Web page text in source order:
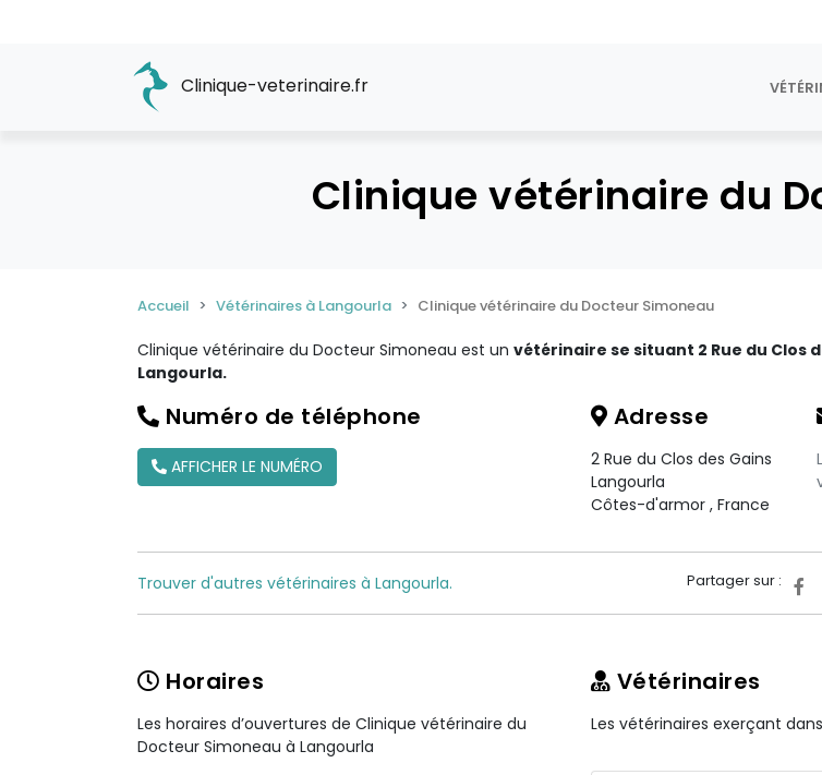
Clinique-veterinaire.fr
Clinique vétérinaire du
Accueil Vétérinaires à Langourla Clinique vétérinaire du Docteur Simoneau
Clinique vétérinaire du Docteur Simoneau est un vétérinaire se situant 2 Rue du Clos
Langourla.
Numéro de téléphone
AFFICHER LE NUMÉRO
Adresse
2 Rue du Clos des Gains
Langourla
Côtes-d'armor , France
Partager sur :
Trouver d'autres vétérinaires à Langourla.
Horaires
Les horaires d’ouvertures de Clinique vétérinaire du
Docteur Simoneau à Langourla
Vétérinaires
Les vétérinaires exerçant